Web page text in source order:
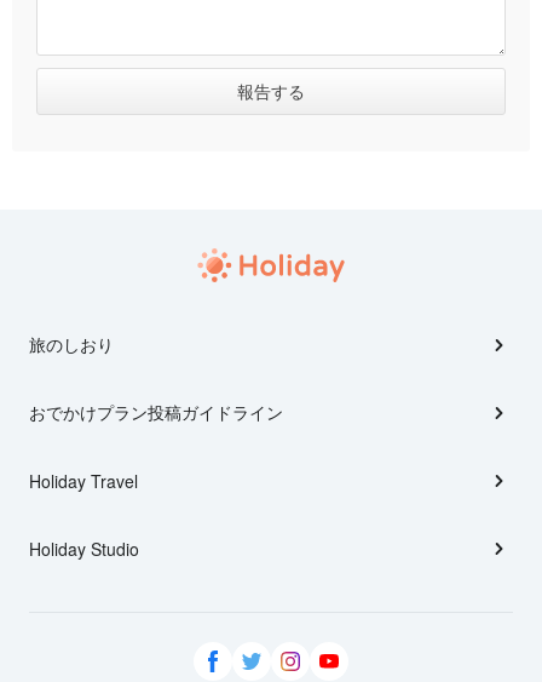
旅のしおり
おでかけプラン投稿ガイドライン
Holiday Travel
Holiday Studio